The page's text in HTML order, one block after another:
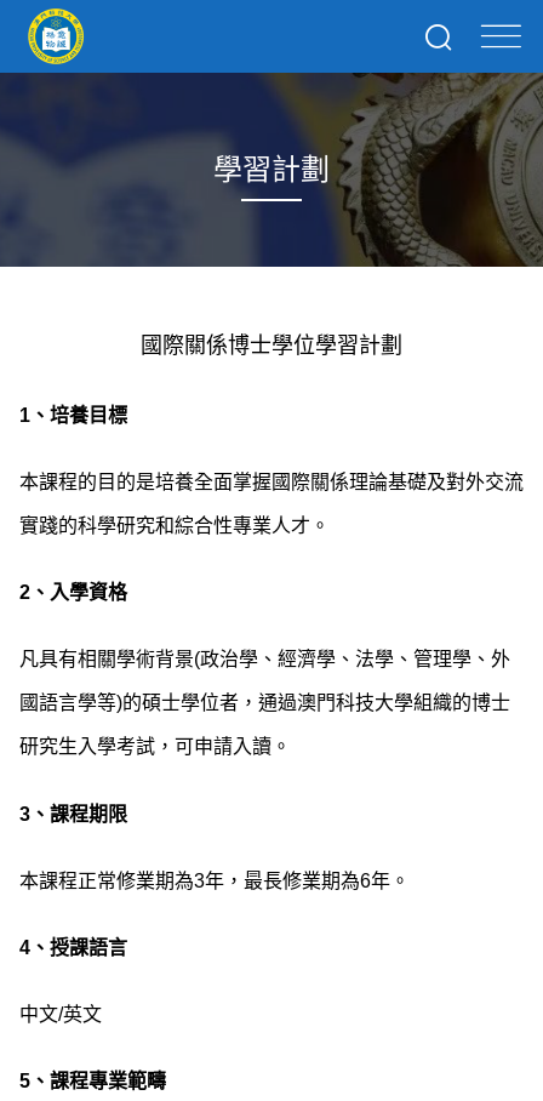
學習計劃
國際關係博士學位學習計劃
1、培養目標
本課程的目的是培養全面掌握國際關係理論基礎及對外交流
實踐的科學研究和綜合性專業人才。
2、入學資格
凡具有相關學術背景(政治學、經濟學、法學、管理學、外
國語言學等)的碩士學位者，通過澳門科技大學組織的博士
研究生入學考試，可申請入讀。
3、課程期限
本課程正常修業期為3年，最長修業期為6年。
4、授課語言
中文/英文
5 、 課程專業範疇